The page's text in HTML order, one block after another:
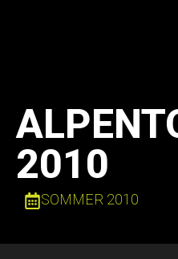
2010
SOMMER 2010